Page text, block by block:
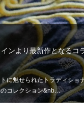
ンより最新作となるコ
に魅せられたトラディショ
コレクション&nb…